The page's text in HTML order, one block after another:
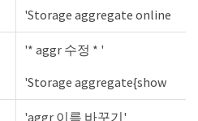
'Storage aggregate online
'* aggr 수정 * '
'Storage aggregate{show
'aggr 이름 바꾸기'